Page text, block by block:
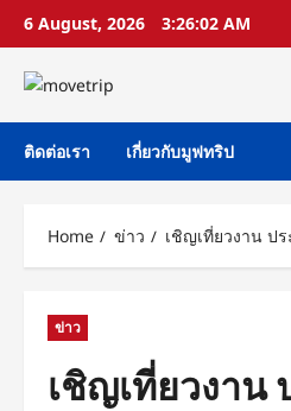
Skip
content
6 August, 2026 3:26:02 AM
ติดต่อเรา เกี่ยวกับมูฟทริป
Home ข่าว เชิญเที่ยวงาน ป
ข่าว
เชิญเที่ยวงาน